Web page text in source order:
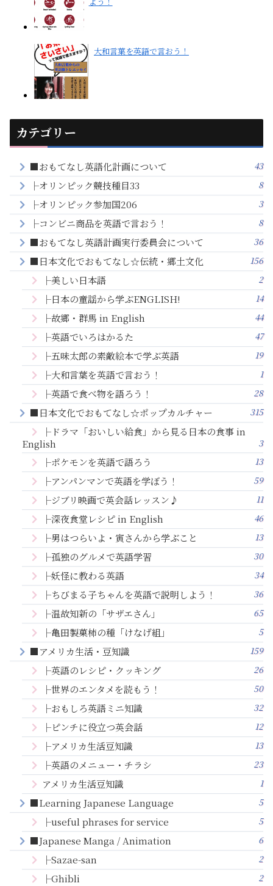
大和言葉を英語で言おう！
カテゴリー
■おもてなし英語化計画について 43
├オリンピック競技種目33 8
├オリンピック参加国206 3
├コンビニ商品を英語で言おう！ 8
■おもてなし英語計画実行委員会について 36
■日本文化でおもてなし☆伝統・郷土文化 156
├美しい日本語 2
├日本の童謡から学ぶENGLISH! 14
├故郷・群馬 in English 44
├英語でいろはかるた 47
├五味太郎の素敵絵本で学ぶ英語 19
├大和言葉を英語で言おう！ 1
├英語で食べ物を語ろう！ 28
■日本文化でおもてなし☆ポップカルチャー 315
├ドラマ「おいしい給食」から見る日本の食事 in
English
3
├ポケモンを英語で語ろう 13
├アンパンマンで英語を学ぼう！ 59
├ジブリ映画で英会話レッスン♪ 11
├深夜食堂レシピ in English 46
├男はつらいよ・寅さんから学ぶこと 13
├孤独のグルメで英語学習 30
├妖怪に教わる英語 34
├ちびまる子ちゃんを英語で説明しよう！ 36
├温故知新の「サザエさん」 65
├亀田製菓柿の種「けなげ組」 5
■アメリカ生活・豆知識 159
├英語のレシピ・クッキング 26
├世界のエンタメを読もう！ 50
├おもしろ英語ミニ知識 32
├ピンチに役立つ英会話 12
├アメリカ生活豆知識 13
├英語のメニュー・チラシ 23
アメリカ生活豆知識 1
■Learning Japanese Language 5
├useful phrases for service 5
■Japanese Manga / Animation 6
├Sazae-san 2
├Ghibli 2